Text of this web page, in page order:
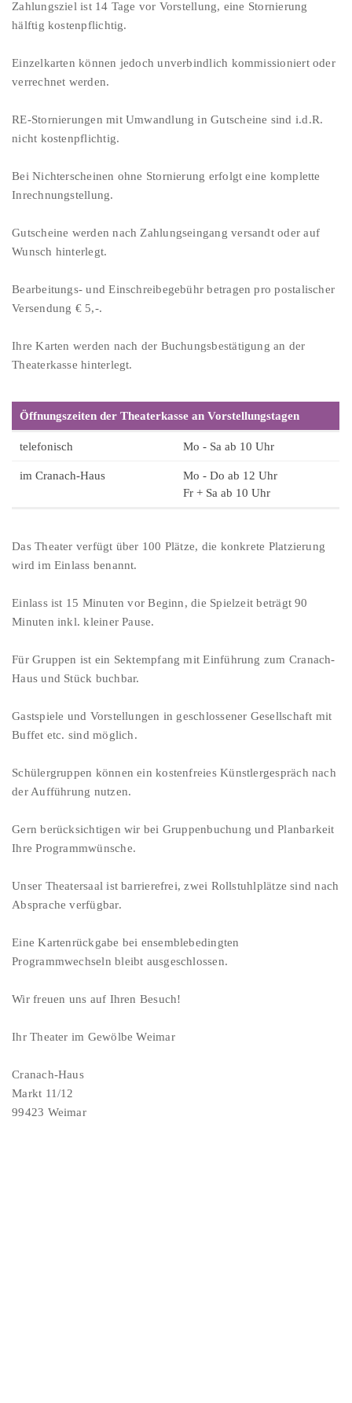
Zahlungsziel ist 14 Tage vor Vorstellung, eine Stornierung
hälftig kostenpflichtig.
Einzelkarten können jedoch unverbindlich kommissioniert oder
verrechnet werden.
RE-Stornierungen mit Umwandlung in Gutscheine sind i.d.R.
nicht kostenpflichtig.
Bei Nichterscheinen ohne Stornierung erfolgt eine komplette
Inrechnungstellung.
Gutscheine werden nach Zahlungseingang versandt oder auf
Wunsch hinterlegt.
Bearbeitungs- und Einschreibegebühr betragen pro postalischer
Versendung € 5,-.
Ihre Karten werden nach der Buchungsbestätigung an der
Theaterkasse hinterlegt.
Öffnungszeiten der Theaterkasse an Vorstellungstagen
telefonisch Mo - Sa ab 10 Uhr
im Cranach-Haus
Mo - Do ab 12 Uhr
Fr + Sa ab 10 Uhr
Das Theater verfügt über 100 Plätze, die konkrete Platzierung
wird im Einlass benannt.
Einlass ist 15 Minuten vor Beginn, die Spielzeit beträgt 90
Minuten inkl. kleiner Pause.
Für Gruppen ist ein Sektempfang mit Einführung zum Cranach-
Haus und Stück buchbar.
Gastspiele und Vorstellungen in geschlossener Gesellschaft mit
Buffet etc. sind möglich.
Schülergruppen können ein kostenfreies Künstlergespräch nach
der Aufführung nutzen.
Gern berücksichtigen wir bei Gruppenbuchung und Planbarkeit
Ihre Programmwünsche.
Unser Theatersaal ist barrierefrei, zwei Rollstuhlplätze sind nach
Absprache verfügbar.
Eine Kartenrückgabe bei ensemblebedingten
Programmwechseln bleibt ausgeschlossen.
Wir freuen uns auf Ihren Besuch!
Ihr Theater im Gewölbe Weimar
Cranach-Haus
Markt 11/12
99423 Weimar